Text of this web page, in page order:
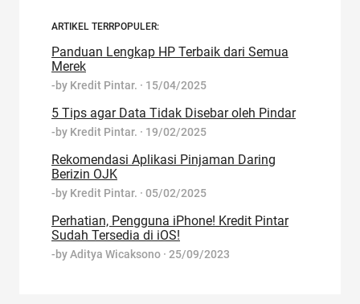
ARTIKEL TERRPOPULER:
Panduan Lengkap HP Terbaik dari Semua
Merek
-by Kredit Pintar. · 15/04/2025
5 Tips agar Data Tidak Disebar oleh Pindar
-by Kredit Pintar. · 19/02/2025
Rekomendasi Aplikasi Pinjaman Daring
Berizin OJK
-by Kredit Pintar. · 05/02/2025
Perhatian, Pengguna iPhone! Kredit Pintar
Sudah Tersedia di iOS!
-byAditya Wicaksono · 25/09/2023